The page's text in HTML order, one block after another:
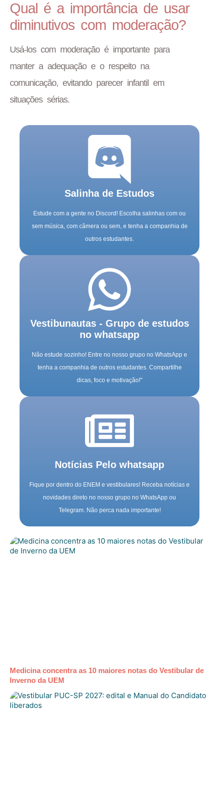
Qual é a importância de usar
diminutivos com moderação?
Usá-los com moderação é importante para
manter a adequação e o respeito na
comunicação, evitando parecer infantil em
situações sérias.
Salinha de Estudos
Estude com a gente no Discord! Escolha salinhas com ou
sem música, com câmera ou sem, e tenha a companhia de
outros estudantes.
Vestibunautas - Grupo de estudos
no whatsapp
Não estude sozinho! Entre no nosso grupo no WhatsApp e
tenha a companhia de outros estudantes. Compartilhe
dicas, foco e motivação!"
Notícias Pelo whatsapp
Fique por dentro do ENEM e vestibulares! Receba notícias e
novidades direto no nosso grupo no WhatsApp ou
Telegram. Não perca nada importante!
Medicina concentra as 10 maiores notas do Vestibular de
Inverno da UEM